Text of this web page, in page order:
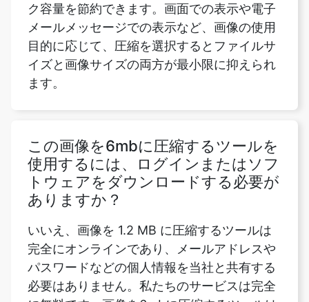
イズと画像サイズの両方が最小限に抑えられ
ます。
この画像を6mbに圧縮するツールを
ありますか？
いいえ、画像を 1.2 MB に圧縮するツールは
完全にオンラインであり、メールアドレスや
パスワードなどの個人情報を当社と共有する
必要はありません。私たちのサービスは完全
に無料です。画像を6mbに圧縮するツールは
ウェブブラウザにローカルに保存されるた
め、ソフトウェアをダウンロードしたり、サ